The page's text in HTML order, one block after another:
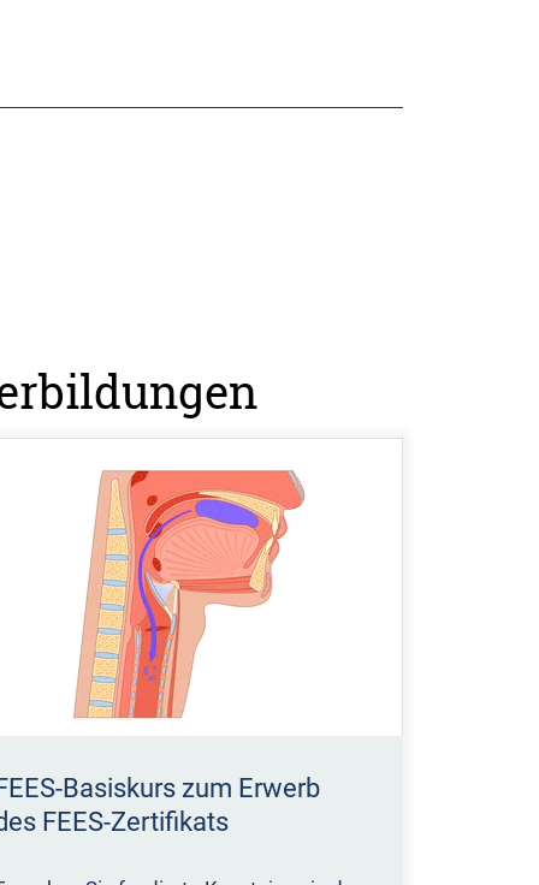
Basiskurs zum Erwerb
FEES-Zertifikats